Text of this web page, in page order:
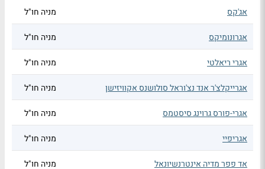
אג'קס מניה חו"ל
אגרונומיקס מניה חו"ל
אגרי ריאלטי מניה חו"ל
אגרייקלצ'ר אנד נצ'וראל סולושנס אקוויזישן מניה חו"ל
אגרי-פורס גרוינג סיסטמס מניה חו"ל
אגריפיי מניה חו"ל
אד פפר מדיה אינטרנשיונאל מניה חו"ל